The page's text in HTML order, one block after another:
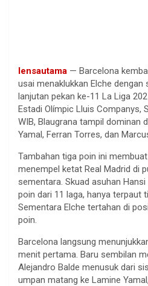
lensautama — Barcelona
usai menaklukkan Elche dengan
lanjutan pekan ke-11 La Liga
Estadi Olímpic Lluis Companys,
WIB, Blaugrana tampil dominan
Yamal, Ferran Torres, dan
Tambahan tiga poin ini membuat
menempel ketat Real Madrid di
sementara. Skuad asuhan Hansi
poin dari 11 laga, hanya terpaut
Sementara Elche tertahan di
poin.
Barcelona langsung
menit pertama. Baru sembilan
Alejandro Balde menusuk dari
umpan matang ke Lamine